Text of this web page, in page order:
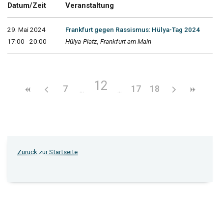
Datum/Zeit Veranstaltung
29. Mai 2024
17:00 - 20:00
Frankfurt gegen Rassismus: Hülya-Tag 2024
Hülya-Platz, Frankfurt am Main
7 12 17 18
Zurück zur Startseite